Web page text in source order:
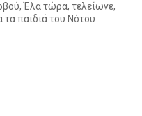
Έλα τώρα, τελείωνε,
παιδιά του Νότου